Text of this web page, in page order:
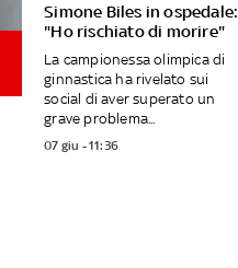
Simone Biles in ospedale:
"Ho rischiato di morire"
La campionessa olimpica di
ginnastica ha rivelato sui
social di aver superato un
grave problema...
07 giu - 11:36